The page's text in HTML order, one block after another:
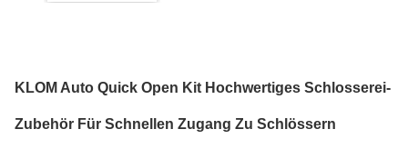
KLOM Auto Quick Open Kit Hochwertiges Schlosserei-
Zubehör Für Schnellen Zugang Zu Schlössern